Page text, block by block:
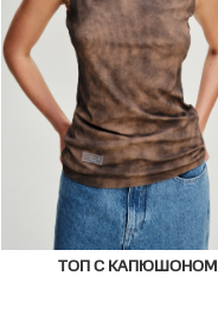
ТОП С КАПЮШОНОМ